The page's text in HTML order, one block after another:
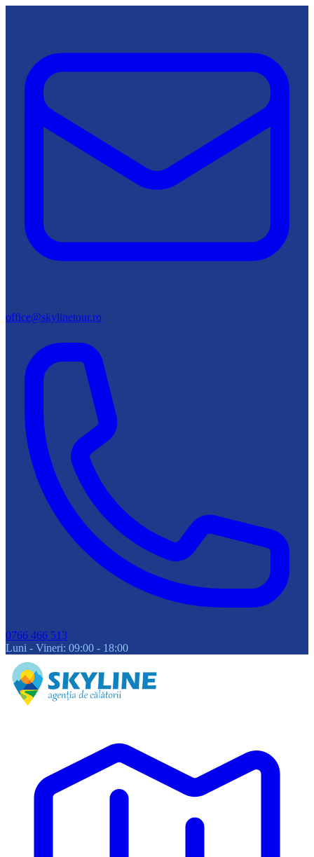
office@skylinetour.ro
0766 466 513
Luni - Vineri: 09:00 - 18:00